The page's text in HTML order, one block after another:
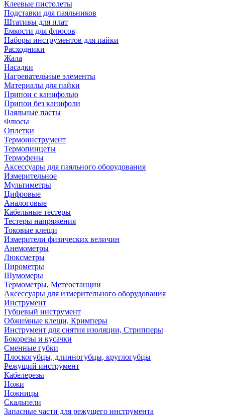
Клеевые пистолеты
Подставки для паяльников
Штативы для плат
Емкости для флюсов
Наборы инструментов для пайки
Расходники
Жала
Насадки
Нагревательные элементы
Материалы для пайки
Припои с канифолью
Припои без канифоли
Паяльные пасты
Флюсы
Оплетки
Термоинструмент
Термопинцеты
Термофены
Аксессуары для паяльного оборудования
Измерительное
Мультиметры
Цифровые
Аналоговые
Кабельные тестеры
Тестеры напряжения
Токовые клещи
Измерители физических величин
Анемометры
Люксметры
Пирометры
Шумомеры
Термометры, Метеостанции
Аксессуары для измерительного оборудования
Инструмент
Губцевый инструмент
Обжимные клещи, Кримперы
Инструмент для снятия изоляции, Стрипперы
Бокорезы и кусачки
Сменные губки
Плоскогубцы, длинногубцы, круглогубцы
Режущий инструмент
Кабелерезы
Ножи
Ножницы
Скальпели
Запасные части для режущего инструмента